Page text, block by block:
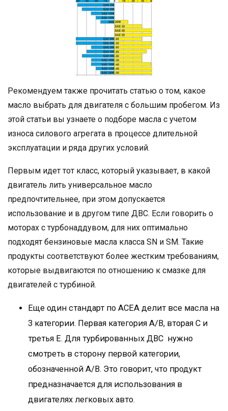
Рекомендуем также прочитать статью о том, какое
масло выбрать для двигателя с большим пробегом. Из
этой статьи вы узнаете о подборе масла с учетом
износа силового агрегата в процессе длительной
эксплуатации и ряда других условий.
Первым идет тот класс, который указывает, в какой
двигатель лить универсальное масло
предпочтительнее, при этом допускается
использование и в другом типе ДВС. Если говорить о
моторах с турбонаддувом, для них оптимально
подходят бензиновые масла класса SN и SM. Такие
продукты соответствуют более жестким требованиям,
которые выдвигаются по отношению к смазке для
двигателей с турбиной.
Еще один стандарт по ACEA делит все масла на
3 категории. Первая категория A/B, вторая C и
третья E. Для турбированных ДВС нужно
смотреть в сторону первой категории,
обозначенной A/B. Это говорит, что продукт
предназначается для использования в
двигателях легковых авто.